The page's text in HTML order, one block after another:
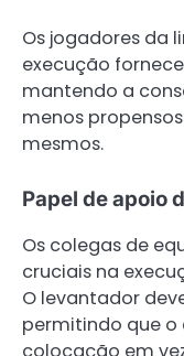
Os jogadores da
execução
mantendo a
menos
mesmos.
Papel de apoio
Os colegas de
cruciais na
O levantador
permitindo que